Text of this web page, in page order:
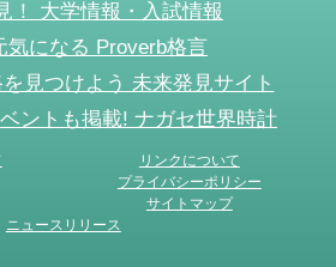
！ 大学情報・入試情報
気になる Proverb格言
見つけよう 未来発見サイト
ントも掲載! ナガセ世界時計
リンクについて
プライバシーポリシー
サイトマップ
ニュースリリース